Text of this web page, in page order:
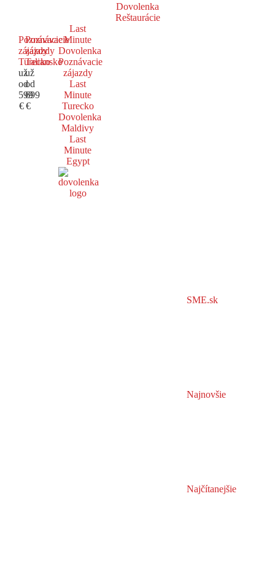
Dovolenka
Reštaurácie
Poznávacie
zájazdy
Turecko
už
od
599
€
Poznávacie
zájazdy
Taliansko
už
od
699
€
Last
Minute
Dovolenka
Poznávacie
zájazdy
Last
Minute
Turecko
Dovolenka
Maldivy
Last
Minute
Egypt
SME.sk
Najnovšie
Najčítanejšie